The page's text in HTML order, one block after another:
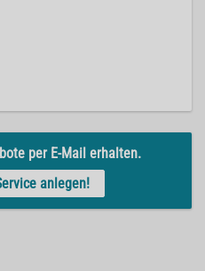
per E-Mail erhalten.
anlegen!